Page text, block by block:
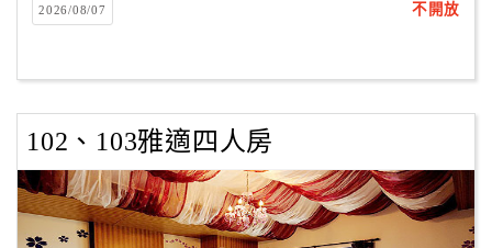
作
商
合
作
2026/08/07 不開放
102、103雅適四人房